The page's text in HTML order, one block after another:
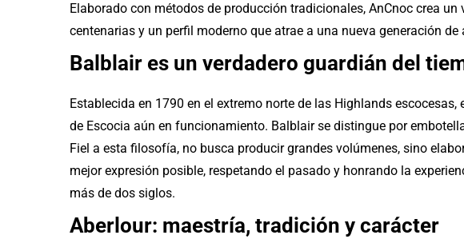
Elaborado con métodos de producción tradicionales, AnCnoc crea
centenarias y un perfil moderno que atrae a una nueva generación de
Balblair es un verdadero guardián del
Establecida en 1790 en el extremo norte de las Highlands
de Escocia aún en funcionamiento. Balblair se distingue por
Fiel a esta filosofía, no busca producir grandes volúmenes, sino
mejor expresión posible, respetando el pasado y honrando la
más de dos siglos.
Aberlour: maestría, tradición y carácter